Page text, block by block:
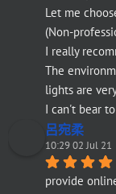
Let me
(Non-
I really
The
lights are
I can't bear
呂宛柔
10:29 02 Jul 21
provide